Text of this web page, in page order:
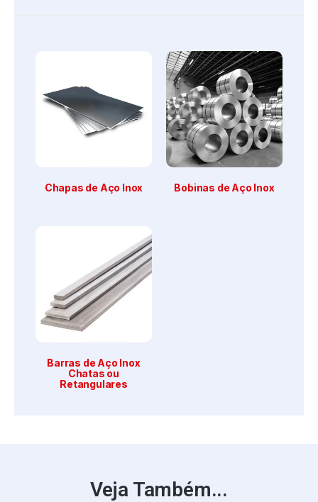
Chapas de Aço Inox Bobinas de Aço Inox
Barras de Aço Inox
Chatas ou
Retangulares
Veja Também...